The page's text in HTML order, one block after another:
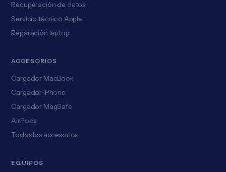
Recuperación de datos
Servicio técnico Apple
Reparación laptop
ACCESORIOS
Cargador MacBook
Cargador iPhone
Cargador MagSafe
AirPods
Todos los accesorios
EQUIPOS